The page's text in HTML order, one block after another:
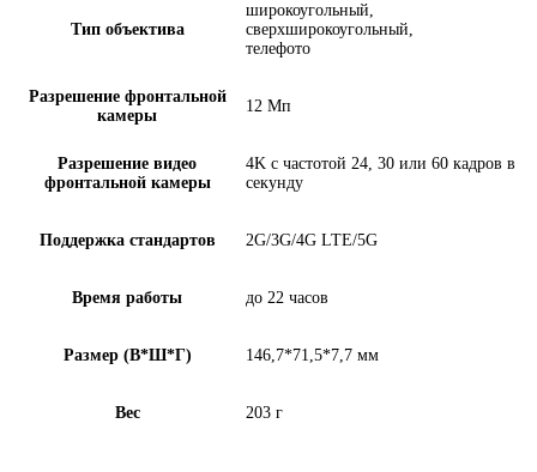
Тип объектива
широкоугольный,
сверхширокоугольный,
телефото
Разрешение фронтальной
камеры
12 Мп
Разрешение видео
фронтальной камеры
4K с частотой 24, 30 или 60 кадров в
секунду
Поддержка стандартов 2G/3G/4G LTE/5G
Время работы до 22 часов
Размер (В*Ш*Г) 146,7*71,5*7,7 мм
Вес 203 г